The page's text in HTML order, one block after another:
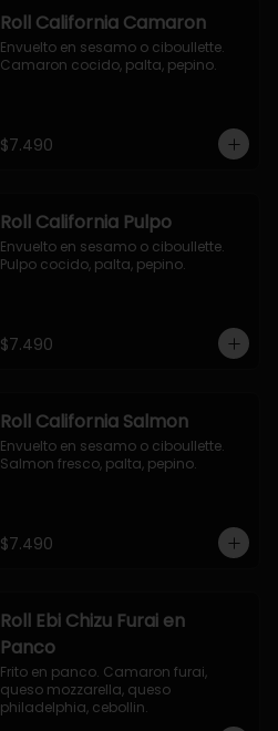
Roll California Camaron
Envuelto en sesamo o ciboullette.
Camaron cocido, palta, pepino.
$7.490
Roll California Pulpo
Envuelto en sesamo o ciboullette.
Pulpo cocido, palta, pepino.
$7.490
Roll California Salmon
Envuelto en sesamo o ciboullette.
Salmon fresco, palta, pepino.
$7.490
Roll Ebi Chizu Furai en
Panco
Frito en panco. Camaron furai,
queso mozzarella, queso
philadelphia, cebollin.